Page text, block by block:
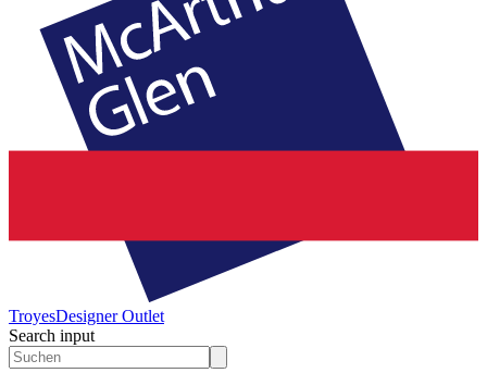
TroyesDesigner Outlet
Search input